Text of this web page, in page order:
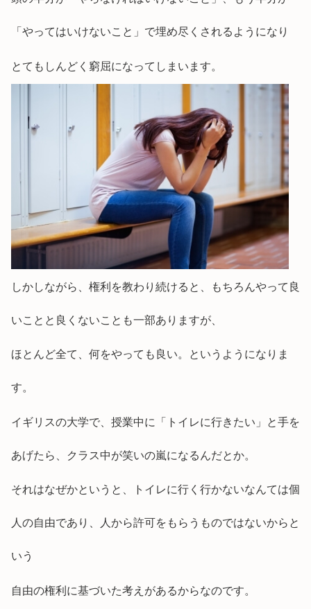
「やってはいけないこと」で埋め尽くされるようになり
とてもしんどく窮屈になってしまいます。
しかしながら、権利を教わり続けると、もちろんやって良
いことと良くないことも一部ありますが、
ほとんど全て、何をやっても良い。というようになりま
す。
イギリスの大学で、授業中に「トイレに行きたい」と手を
あげたら、クラス中が笑いの嵐になるんだとか。
それはなぜかというと、トイレに行く行かないなんては個
人の自由であり、人から許可をもらうものではないからと
いう
自由の権利に基づいた考えがあるからなのです。